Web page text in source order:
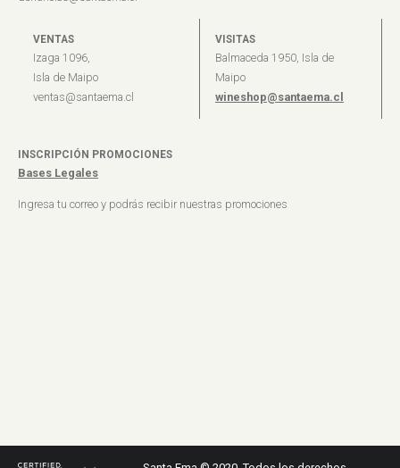
VENTAS
Izaga 1096,
Isla de Maipo
ventas@santaema.cl
VISITAS
Balmaceda 1950, Isla de
Maipo
wineshop@santaema.cl
INSCRIPCIÓN PROMOCIONES
Bases Legales
Ingresa tu correo y podrás recibir nuestras promociones